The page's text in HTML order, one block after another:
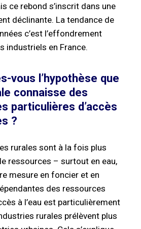
ce rebond s’inscrit dans une
déclinante. La tendance de
c’est l’effondrement
industriels en France.
vous l’hypothèse que
connaisse des
particulières d’accès
?
rurales sont à la fois plus
ressources – surtout en eau,
mesure en foncier et en
des ressources
à l’eau est particulièrement
rurales prélèvent plus